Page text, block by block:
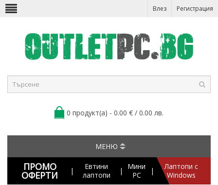
Влез Регистрация
0 продукт(а) - 0.00 € / 0.00 лв.
МЕНЮ
ПРОМО
ОФЕРТИ |
Евтини
лаптопи
|
Мини
PC
|
Лаптопи с
Windows